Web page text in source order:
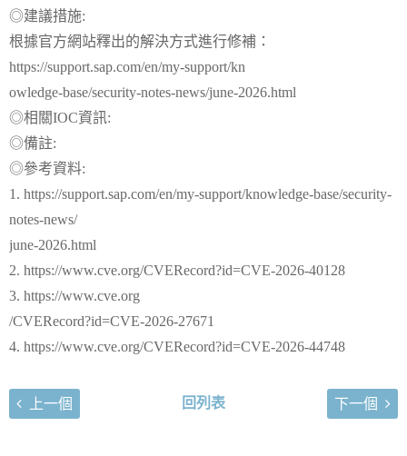
◎建議措施:
根據官方網站釋出的解決方式進行修補：
https://support.sap.com/en/my-support/kn
owledge-base/security-notes-news/june-2026.html
◎相關IOC資訊:
◎備註:
◎參考資料:
1. https://support.sap.com/en/my-support/knowledge-base/security-
notes-news/
june-2026.html
2. https://www.cve.org/CVERecord?id=CVE-2026-40128
3. https://www.cve.org
/CVERecord?id=CVE-2026-27671
4. https://www.cve.org/CVERecord?id=CVE-2026-44748
上一個 回列表 下一個